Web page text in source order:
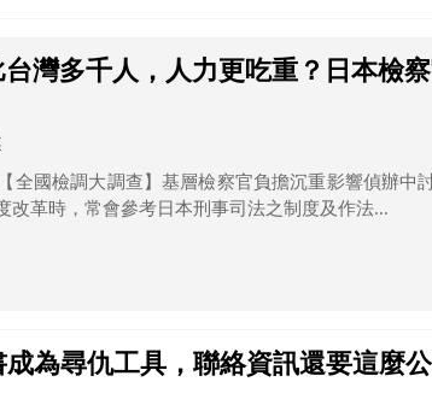
台灣多千人，人力更吃重？日本檢
全國檢調大調查】基層檢察官負擔沉重影響偵辦中討
改革時，常會參考日本刑事司法之制度及作法...
成為尋仇工具，聯絡資訊還要這麼